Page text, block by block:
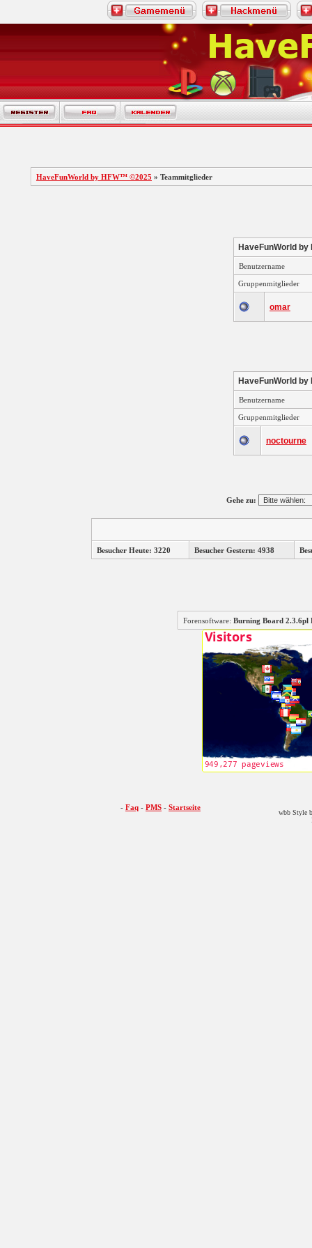
HaveFunWorld by HFW™ ©2025 » Teammitglieder
HaveFunWorld
Benutzername
Gruppenmitglieder
omar
HaveFunWorld
Benutzername
Gruppenmitglieder
noctourne
Gehe zu:
Besucher Heute: 3220 Besucher Gestern: 4938
Forensoftware: Burning Board
- Faq - PMS - Startseite
wbb Style